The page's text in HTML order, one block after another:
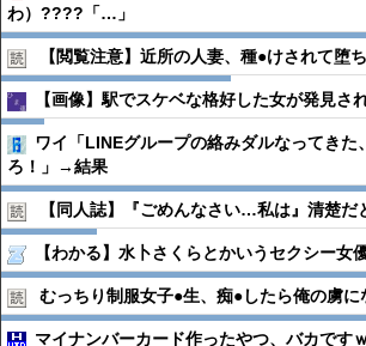
わ）????「…」
【閲覧注意】近所の人妻、種●︎けされて堕
【画像】駅でスケベな格好した女が発見さ
ワイ「LINEグループの絡みダルなってきた
ろ！」→結果
【同人誌】『ごめんなさい…私は』清楚だ
【わかる】水卜さくらとかいうセクシー女
むっちり制服女子●︎生、痴●︎したら俺の虜に
マイナンバーカード作ったやつ、バカです